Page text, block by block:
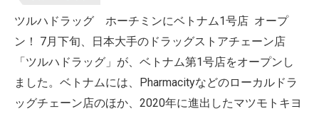
ツルハドラッグ ホーチミンにベトナム1号店 オープ
ン！ 7月下旬、日本大手のドラッグストアチェーン店
「ツルハドラッグ」が、ベトナム第1号店をオープンし
ました。ベトナムには、Pharmacityなどのローカルドラ
ッグチェーン店のほか、2020年に進出したマツモトキヨ